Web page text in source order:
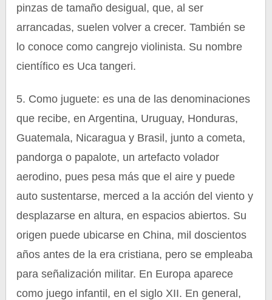
pinzas de tamaño desigual, que, al ser
arrancadas, suelen volver a crecer. También se
lo conoce como cangrejo violinista. Su nombre
científico es Uca tangeri.
5. Como juguete: es una de las denominaciones
que recibe, en Argentina, Uruguay, Honduras,
Guatemala, Nicaragua y Brasil, junto a cometa,
pandorga o papalote, un artefacto volador
aerodino, pues pesa más que el aire y puede
auto sustentarse, merced a la acción del viento y
desplazarse en altura, en espacios abiertos. Su
origen puede ubicarse en China, mil doscientos
años antes de la era cristiana, pero se empleaba
para señalización militar. En Europa aparece
como juego infantil, en el siglo XII. En general,